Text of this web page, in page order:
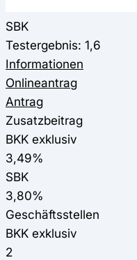
SBK
Testergebnis: 1,6
Informationen
Onlineantrag
Antrag
Zusatzbeitrag
BKK exklusiv
3,49%
SBK
3,80%
Geschäftsstellen
BKK exklusiv
2